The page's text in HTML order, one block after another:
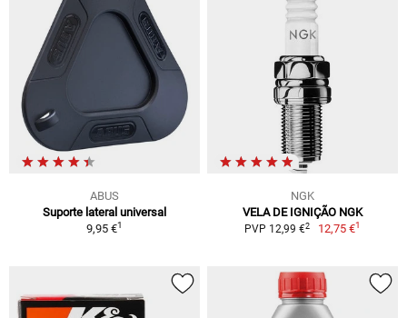
ABUS
Suporte lateral universal
9,95 €1
NGK
VELA DE IGNIÇÃO NGK
PVP 12,99 €2 12,75 €1